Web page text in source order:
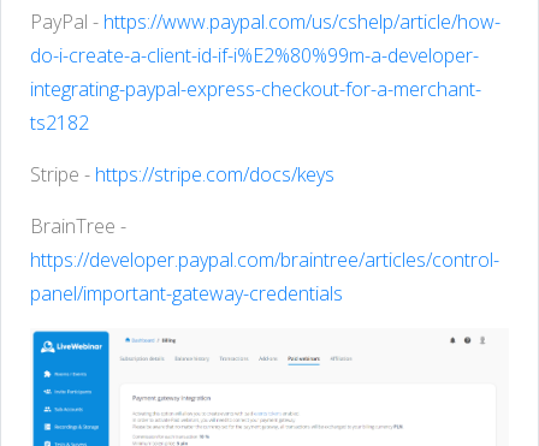
PayPal - https://www.paypal.com/us/cshelp/article/how-
do-i-create-a-client-id-if-i%E2%80%99m-a-developer-
integrating-paypal-express-checkout-for-a-merchant-
ts2182
Stripe - https://stripe.com/docs/keys
BrainTree -
https://developer.paypal.com/braintree/articles/control-
panel/important-gateway-credentials